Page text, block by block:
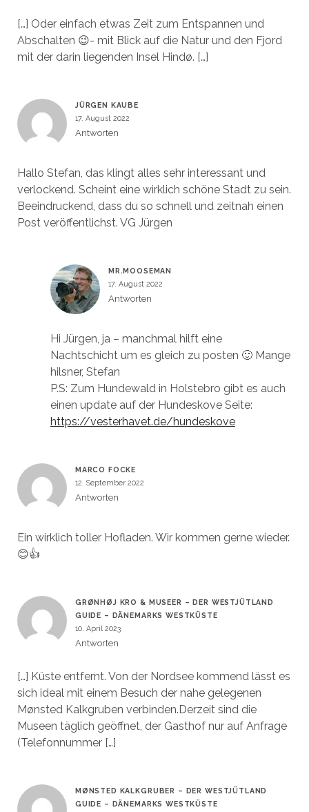
[…] Oder einfach etwas Zeit zum Entspannen und
Abschalten 😉- mit Blick auf die Natur und den Fjord
mit der darin liegenden Insel Hindø. […]
JÜRGEN KAUBE
17. August 2022
Antworten
Hallo Stefan, das klingt alles sehr interessant und
verlockend. Scheint eine wirklich schöne Stadt zu sein.
Beeindruckend, dass du so schnell und zeitnah einen
Post veröffentlichst. VG Jürgen
MR.MOOSEMAN
17. August 2022
Antworten
Hi Jürgen, ja – manchmal hilft eine
Nachtschicht um es gleich zu posten 🙂 Mange
hilsner, Stefan
P.S: Zum Hundewald in Holstebro gibt es auch
einen update auf der Hundeskove Seite:
https://vesterhavet.de/hundeskove
MARCO FOCKE
12. September 2022
Antworten
Ein wirklich toller Hofladen. Wir kommen gerne wieder.
😊👍
GRØNHØJ KRO & MUSEER – DER WESTJÜTLAND
GUIDE – DÄNEMARKS WESTKÜSTE
10. April 2023
Antworten
[…] Küste entfernt. Von der Nordsee kommend lässt es
sich ideal mit einem Besuch der nahe gelegenen
Mønsted Kalkgruben verbinden.Derzeit sind die
Museen täglich geöffnet, der Gasthof nur auf Anfrage
(Telefonnummer […]
MØNSTED KALKGRUBER – DER WESTJÜTLAND
GUIDE – DÄNEMARKS WESTKÜSTE